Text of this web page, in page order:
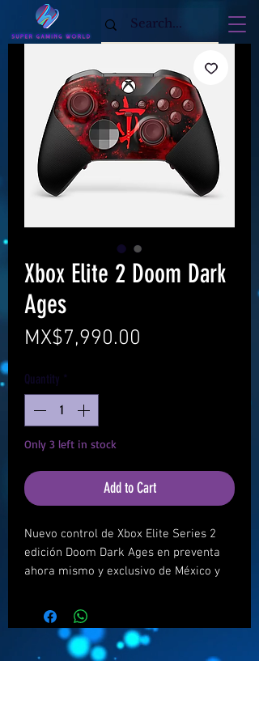
Xbox Elite 2 Doom Dark
Ages
MX$7,990.00
Quantity *
Only 3 left in stock
Add to Cart
Nuevo control de Xbox Elite Series 2
edición Doom Dark Ages en preventa
ahora mismo y exclusivo de México y
gratis sólo en México con el cupón:
DOOM
Recíbelo entre abril y mayo 2025.